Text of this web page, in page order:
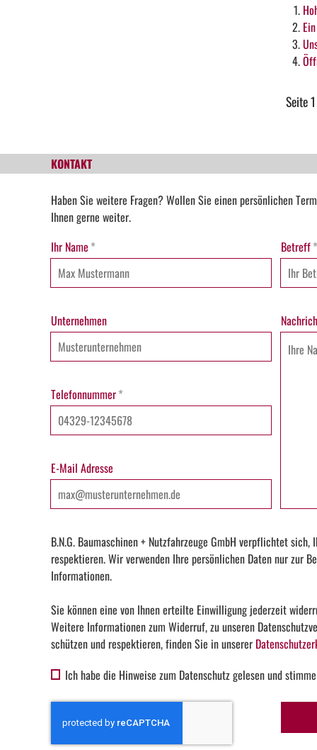
Seite
KONTAKT
Haben Sie weitere Fragen? Wollen Sie einen persönlichen
Ihnen gerne weiter.
Ihr Name *
Unternehmen
Telefonnummer*
E-Mail Adresse
Betreff*
B.N.G. Baumaschinen + Nutzfahrzeuge GmbH verpflichtet
respektieren. Wir verwenden Ihre persönlichen Daten nur zur
Informationen.
Sie können eine von Ihnen erteilte Einwilligung jederzeit
Weitere Informationen zum Widerruf, zu unseren
schützen und respektieren, finden Sie in unserer
Ich habe die Hinweise zum Datenschutz gelesen und